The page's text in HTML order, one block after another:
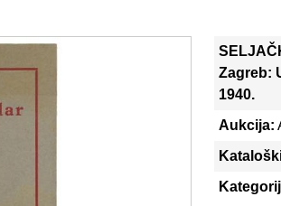
Zagreb:
1940.
Aukcija: